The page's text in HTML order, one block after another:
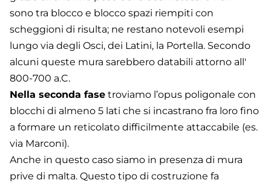
sono tra blocco e blocco spazi riempiti con
scheggioni di risulta; ne restano notevoli esempi
lungo via degli Osci, dei Latini, la Portella. Secondo
alcuni queste mura sarebbero databili attorno all'
800-700 a.C.
Nella seconda fase troviamo l’opus poligonale con
blocchi di almeno 5 lati che si incastrano fra loro fino
a formare un reticolato difficilmente attaccabile (es.
via Marconi).
Anche in questo caso siamo in presenza di mura
prive di malta. Questo tipo di costruzione fa